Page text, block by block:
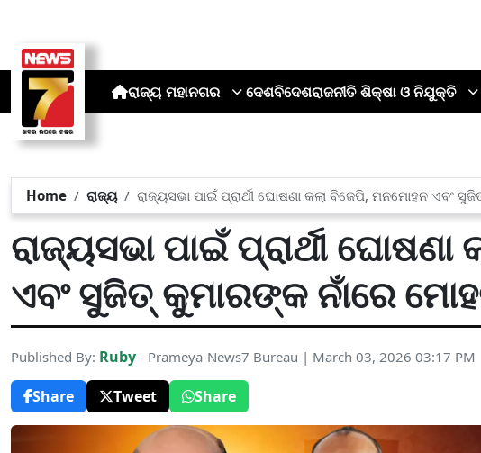
ରାଜ୍ୟ ମହାନଗର ଦେଶବିଦେଶରାଜନୀତି ଶିକ୍ଷା ଓ ନିଯୁକ୍ତି
Home ରାଜ୍ୟ ରାଜ୍ୟସଭା ପାଇଁ ପ୍ରାର୍ଥୀ ଘୋଷଣା କଲା ବିଜେପି, ମନମୋହନ ଏବଂ
ରାଜ୍ୟସଭା ପାଇଁ ପ୍ରାର୍ଥୀ
ଏବଂ ସୁଜିତ୍ କୁମାରଙ୍କ ନାଁରେ
Published By: Ruby - Prameya-News7 Bureau | March 03, 2026 03:17 PM
Share
Tweet Share